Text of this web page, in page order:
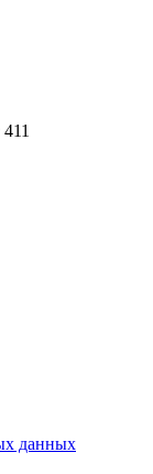
данных